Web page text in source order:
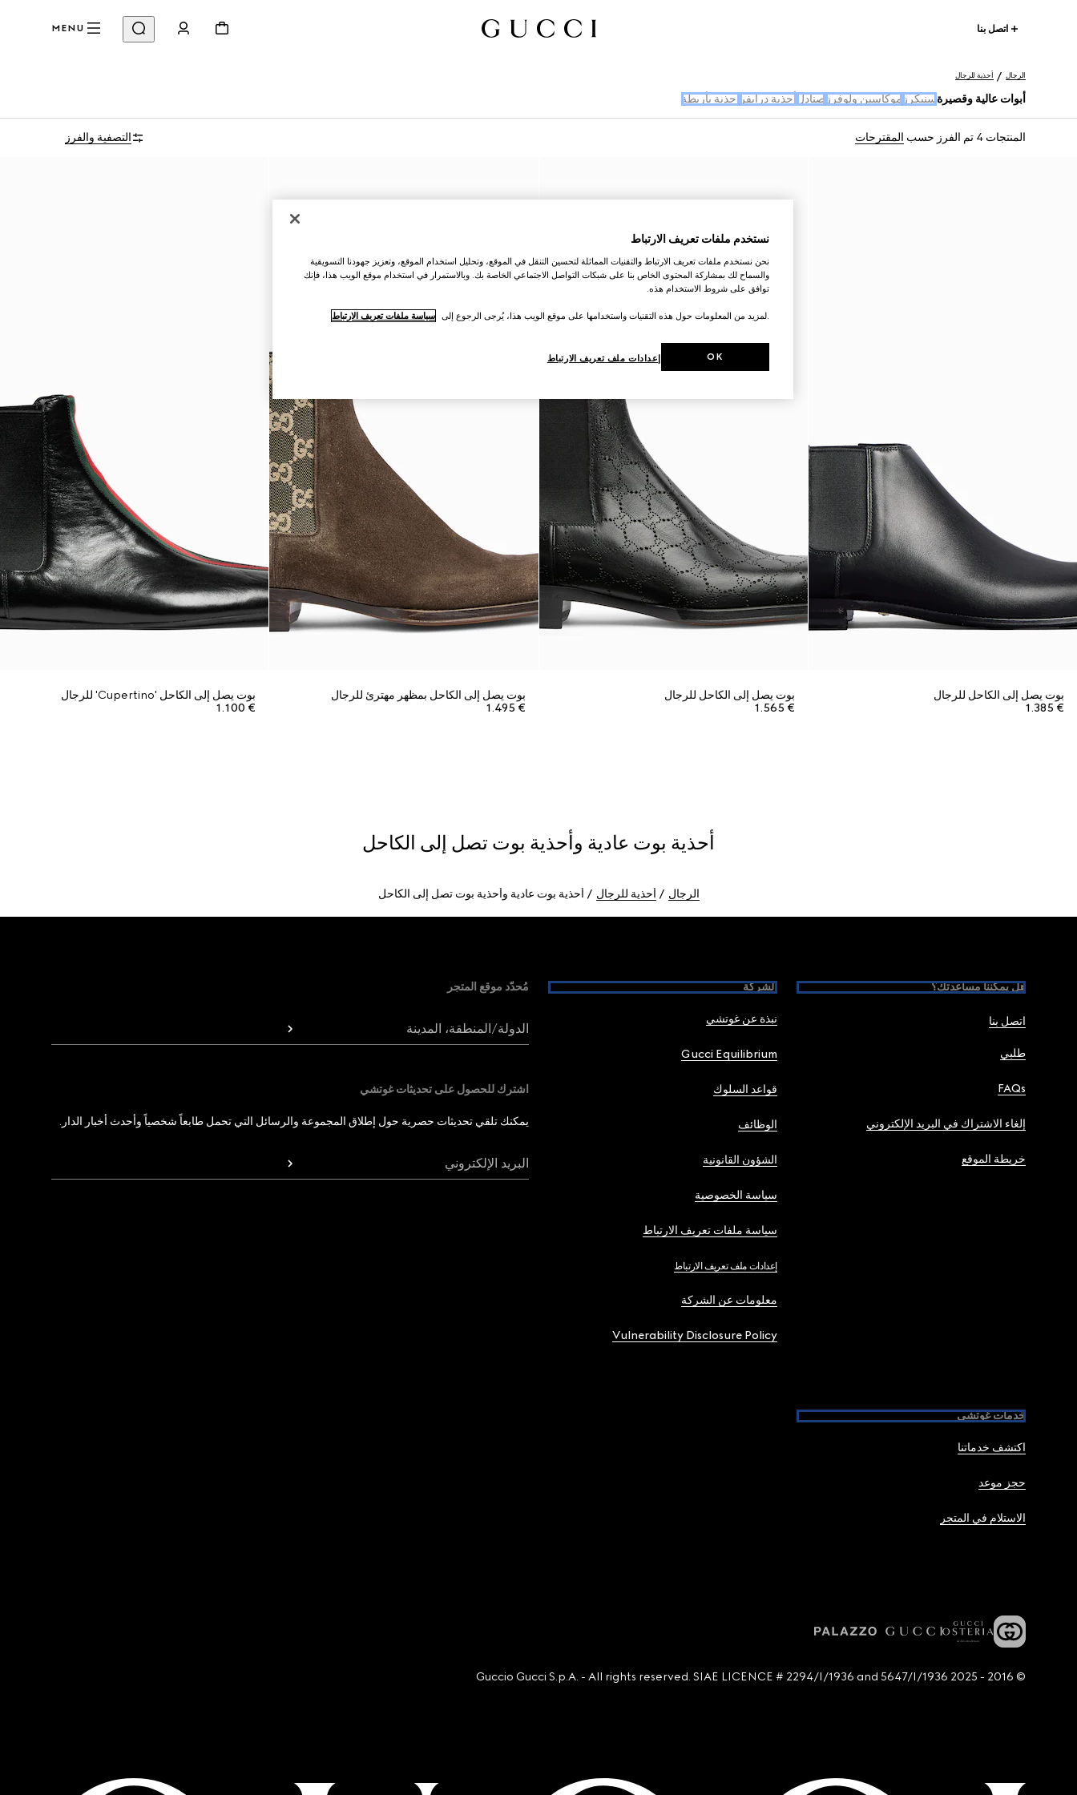
اتصل بنا MENU
الرجال أحذية للرجال
أبوات عالية وقصيرة سنيكرز موكاسين ولوفرز صنادل أحذية درايفر احذية بأربطة
المنتجات 4 تم الفرز حسب المقترحات التصفية والفرز
بوت يصل إلى الكاحل للرجال
€ 1.385
بوت يصل إلى الكاحل للرجال
€ 1.565
بوت يصل إلى الكاحل بمظهر مهترئ للرجال
€ 1.495
بوت يصل إلى الكاحل 'Cupertino' للرجال
€ 1.100
أحذية بوت عادية وأحذية بوت تصل إلى الكاحل
الرجال أحذية للرجال أحذية بوت عادية وأحذية بوت تصل إلى الكاحل
هل يمكننا مساعدتك؟
اتصل بنا
طلبي
FAQs
إلغاء الاشتراك في البريد الإلكتروني
خريطة الموقع
الشركة
نبذة عن غوتشي
Gucci Equilibrium
قواعد السلوك
الوظائف
الشؤون القانونية
سياسة الخصوصية
سياسة ملفات تعريف الارتباط
إعدادات ملف تعريف الارتباط
معلومات عن الشركة
Vulnerability Disclosure Policy
خدمات غوتشي
اكتشف خدماتنا
حجز موعد
الاستلام في المتجر
مُحدّد موقع المتجر
الدولة/المنطقة، المدينة
اشترك للحصول على تحديثات غوتشي
يمكنك تلقي تحديثات حصرية حول إطلاق المجموعة والرسائل التي تحمل طابعاً شخصياً وأحدث أخبار الدار.
البريد الإلكتروني
© 2016 - 2025 Guccio Gucci S.p.A. - All rights reserved. SIAE LICENCE # 2294/I/1936 and 5647/I/1936
نستخدم ملفات تعريف الارتباط
نحن نستخدم ملفات تعريف الارتباط والتقنيات المماثلة لتحسين التنقل في الموقع، وتحليل استخدام الموقع، وتعزيز جهودنا التسويقية
والسماح لك بمشاركة المحتوى الخاص بنا على شبكات التواصل الاجتماعي الخاصة بك. وبالاستمرار في استخدام موقع الويب هذا، فإنك
توافق على شروط الاستخدام هذه.
.لمزيد من المعلومات حول هذه التقنيات واستخدامها على موقع الويب هذا، يُرجى الرجوع إلى سياسة ملفات تعريف الارتباط
إعدادات ملف تعريف الارتباط OK